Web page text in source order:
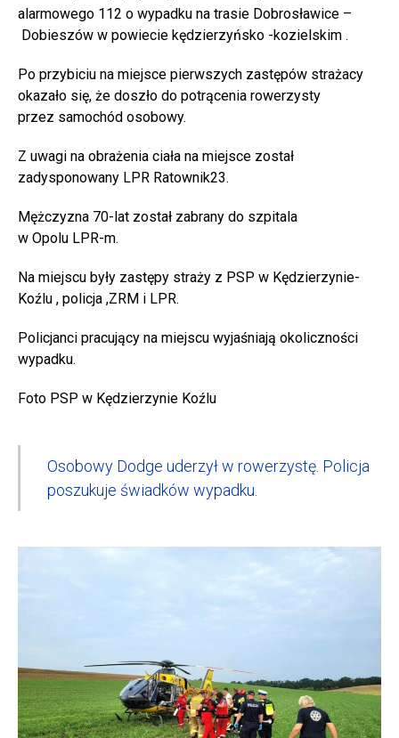
alarmowego 112 o wypadku na trasie Dobrosławice –
Dobieszów w powiecie kędzierzyńsko -kozielskim .
Po przybiciu na miejsce pierwszych zastępów strażacy
okazało się, że doszło do potrącenia rowerzysty
przez samochód osobowy.
Z uwagi na obrażenia ciała na miejsce został
zadysponowany LPR Ratownik23.
Mężczyzna 70-lat został zabrany do szpitala
w Opolu LPR-m.
Na miejscu były zastępy straży z PSP w Kędzierzynie-
Koźlu , policja ,ZRM i LPR.
Policjanci pracujący na miejscu wyjaśniają okoliczności
wypadku.
Foto PSP w Kędzierzynie Koźlu
Osobowy Dodge uderzył w rowerzystę. Policja
poszukuje świadków wypadku.